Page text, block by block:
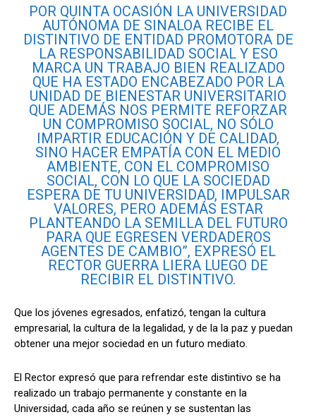
POR QUINTA OCASIÓN LA UNIVERSIDAD
AUTÓNOMA DE SINALOA RECIBE EL
DISTINTIVO DE ENTIDAD PROMOTORA DE
LA RESPONSABILIDAD SOCIAL Y ESO
MARCA UN TRABAJO BIEN REALIZADO
QUE HA ESTADO ENCABEZADO POR LA
UNIDAD DE BIENESTAR UNIVERSITARIO
QUE ADEMÁS NOS PERMITE REFORZAR
UN COMPROMISO SOCIAL, NO SÓLO
IMPARTIR EDUCACIÓN Y DE CALIDAD,
SINO HACER EMPATÍA CON EL MEDIO
AMBIENTE, CON EL COMPROMISO
SOCIAL, CON LO QUE LA SOCIEDAD
ESPERA DE TU UNIVERSIDAD, IMPULSAR
VALORES, PERO ADEMÁS ESTAR
PLANTEANDO LA SEMILLA DEL FUTURO
PARA QUE EGRESEN VERDADEROS
AGENTES DE CAMBIO”, EXPRESÓ EL
RECTOR GUERRA LIERA LUEGO DE
RECIBIR EL DISTINTIVO.
Que los jóvenes egresados, enfatizó, tengan la cultura
empresarial, la cultura de la legalidad, y de la la paz y puedan
obtener una mejor sociedad en un futuro mediato.
El Rector expresó que para refrendar este distintivo se ha
realizado un trabajo permanente y constante en la
Universidad, cada año se reúnen y se sustentan las